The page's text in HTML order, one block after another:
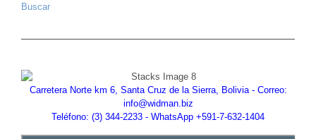
Buscar
Carretera Norte km 6, Santa Cruz de la Sierra, Bolivia - Correo:
info@widman.biz
Teléfono: (3) 344-2233 - WhatsApp +591-7-632-1404